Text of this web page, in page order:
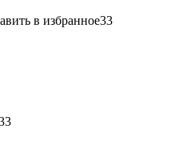
в избранное33